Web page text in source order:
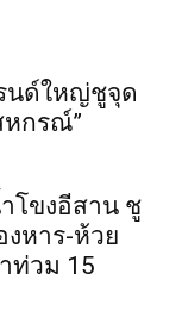
รนด์ใหญ่ชูจุด
กรณ์”
โขงอีสาน ชู
งหาร-ห้วย
ท่วม 15